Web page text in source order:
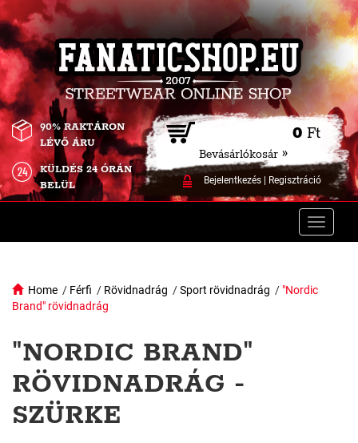
0 Ft
Bevásárlókosár »
Bejelentkezés| Regisztráció
90% RAKTÁRON
LÉVŐ ÁRU
KÜLDÉS 24 ÓRÁN
BELÜL
Toggle
Home / Férfi / Rövidnadrág /Sport rövidnadrág / "Nordic
Brand" rövidnadrág
"NORDIC BRAND"
RÖVIDNADRÁG -
SZÜRKE